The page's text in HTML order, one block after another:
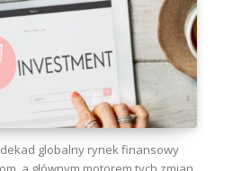
globalny rynek finansowy